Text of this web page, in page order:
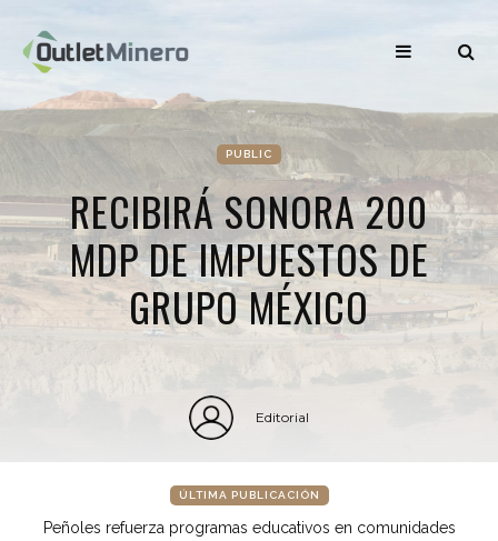
PUBLIC
RECIBIRÁ SONORA 200
MDP DE IMPUESTOS DE
GRUPO MÉXICO
Editorial
ÚLTIMA PUBLICACIÓN
Peñoles refuerza programas educativos en comunidades